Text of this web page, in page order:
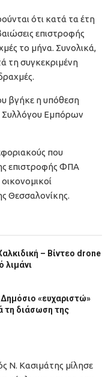
ότι κατά τα έτη
επιστροφής
το μήνα. Συνολικά,
τη συγκεκριμένη
βγήκε η υπόθεση
Συλλόγου Εμπόρων
που
επιστροφής ΦΠΑ
Θεσσαλονίκης.
– Βίντεο drone
λιμάνι
«ευχαριστώ»
τη διάσωση της
Ν. Κασιμάτης μίλησε